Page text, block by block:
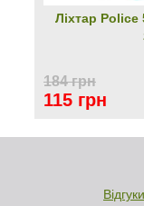
Ліхтар Police
184 грн
115 грн
Відгуки